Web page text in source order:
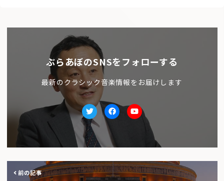
ぶらあぼのSNSをフォローする
最新のクラシック音楽情報をお届けします
TwitterfacebookYoutube
前の記事